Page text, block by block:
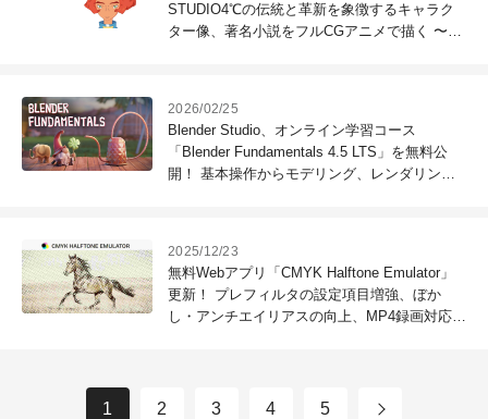
STUDIO4℃の伝統と革新を象徴するキャラク
ター像、著名小説をフルCGアニメで描く 〜
2026/02/25
Blender Studio、オンライン学習コース
「Blender Fundamentals 4.5 LTS」を無料公
開！ 基本操作からモデリング、レンダリング
2025/12/23
無料Webアプリ「CMYK Halftone Emulator」
更新！ プレフィルタの設定項目増強、ぼか
し・アンチエイリアスの向上、MP4録画対応な
1 2 3 4 5